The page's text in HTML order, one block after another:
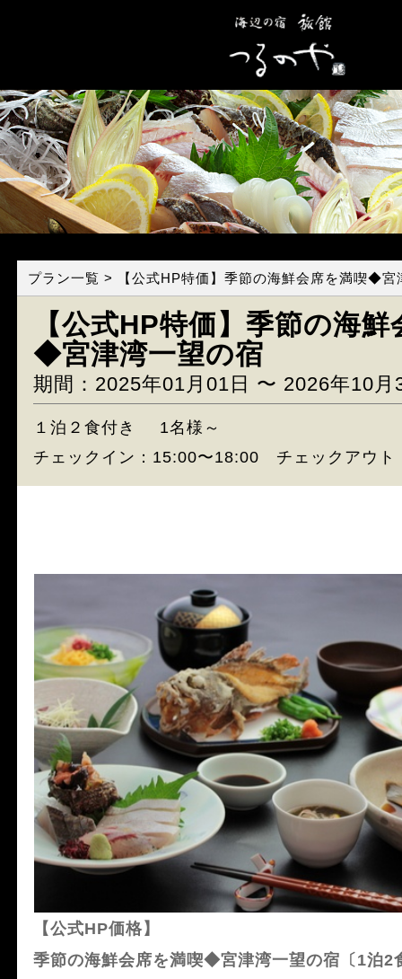
プラン一覧 > 【公式HP特価】季節の海鮮会席を満喫◆宮
【公式HP特価】季節の海
◆宮津湾一望の宿
期間：2025年01月01日 〜 2026年10月
１泊２食付き
1名様～
チェックイン：15:00〜18:00 チェックアウト
【公式HP価格】
季節の海鮮会席を満喫◆宮津湾一望の宿〔1泊2